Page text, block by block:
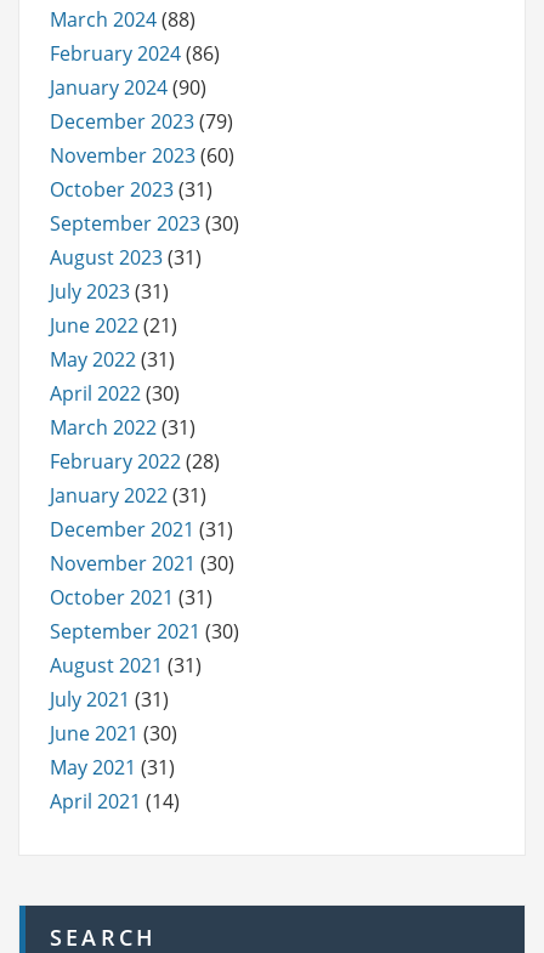
March 2024(88)
February 2024(86)
January 2024(90)
December 2023(79)
November 2023(60)
October 2023(31)
September 2023(30)
August 2023(31)
July 2023(31)
June 2022(21)
May 2022(31)
April 2022(30)
March 2022(31)
February 2022(28)
January 2022(31)
December 2021 (31)
November 2021 (30)
October 2021 (31)
September 2021 (30)
August 2021 (31)
July 2021 (31)
June 2021 (30)
May 2021 (31)
April 2021 (14)
SEARCH